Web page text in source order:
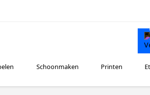
Schoonmaken Printen